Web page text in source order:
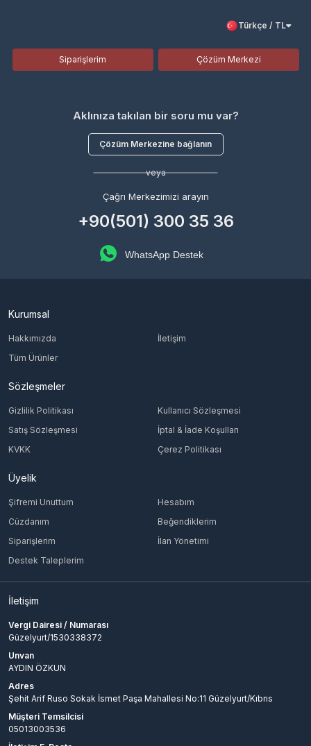
Türkçe / TL
Siparişlerim Çözüm Merkezi
Aklınıza takılan bir soru mu var?
Çözüm Merkezine bağlanın
veya
Çağrı Merkezimizi arayın
+90(501) 300 35 36
WhatsApp Destek
Kurumsal
Hakkımızda
İletişim
Tüm Ürünler
Sözleşmeler
Gizlilik Politikası
Kullanıcı Sözleşmesi
Satış Sözleşmesi
İptal & İade Koşulları
KVKK
Çerez Politikası
Üyelik
Şifremi Unuttum
Hesabım
Cüzdanım
Beğendiklerim
Siparişlerim
İlan Yönetimi
Destek Taleplerim
İletişim
Vergi Dairesi / Numarası
Güzelyurt/1530338372
Unvan
AYDIN ÖZKUN
Adres
Şehit Arif Ruso Sokak İsmet Paşa Mahallesi No:11 Güzelyurt/Kıbrıs
Müşteri Temsilcisi
05013003536